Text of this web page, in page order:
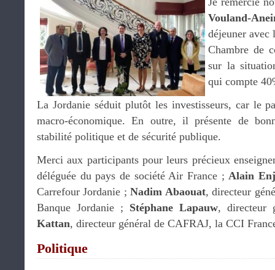
Vouland-
déjeuner avec
Chambre de
sur la
qui compte
La Jordanie séduit plutôt les investisseurs, car le
macro-économique. En outre, il présente de
stabilité politique et de sécurité publique.
Merci aux participants pour leurs précieux
déléguée du pays de société Air France ;Alain
Carrefour Jordanie ;Nadim Abaouat, directeur
Banque Jordanie ; Stéphane Lapauw, directeur
Kattan, directeur général de CAFRAJ, la CCI
Politique